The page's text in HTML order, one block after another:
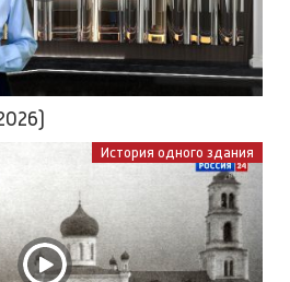
История одного здания